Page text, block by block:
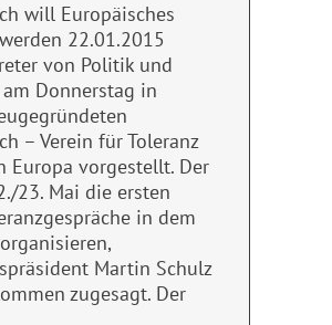
will Europäisches
22.01.2015
von Politik und
Donnerstag in
– Verein für Toleranz
Europa vorgestellt. Der
23. Mai die ersten
in dem
Martin Schulz
zugesagt. Der